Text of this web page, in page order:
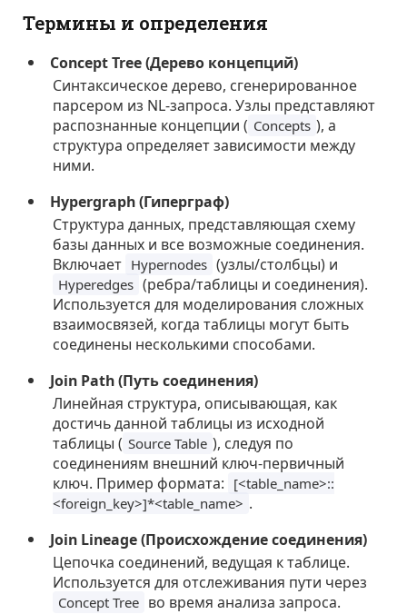
Термины и определения
Concept Tree (Дерево концепций)
Синтаксическое дерево, сгенерированное
парсером из NL-запроса. Узлы представляют
распознанные концепции ( Concepts ), а
структура определяет зависимости между
ними.
Hypergraph (Гиперграф)
Структура данных, представляющая схему
базы данных и все возможные соединения.
Включает Hypernodes (узлы/столбцы) и
Hyperedges (ребра/таблицы и соединения).
Используется для моделирования сложных
взаимосвязей, когда таблицы могут быть
соединены несколькими способами.
Join Path (Путь соединения)
Линейная структура, описывающая, как
достичь данной таблицы из исходной
таблицы ( Source Table ), следуя по
соединениям внешний ключ-первичный
ключ. Пример формата: [<table_name>::
<foreign_key>]*<table_name> .
Join Lineage (Происхождение соединения)
Цепочка соединений, ведущая к таблице.
Используется для отслеживания пути через
Concept Tree во время анализа запроса.